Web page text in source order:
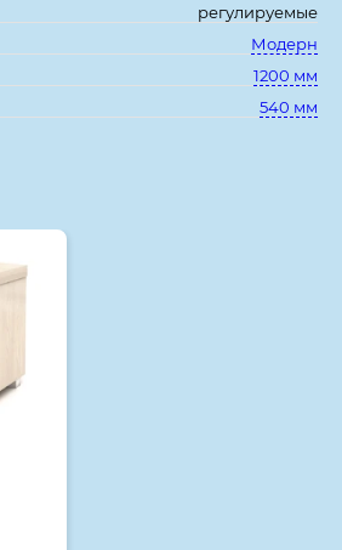
регулируемые
Модерн
1200 мм
540 мм